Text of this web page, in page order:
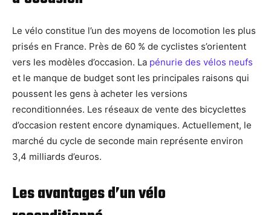
Le vélo constitue l’un des moyens de locomotion les plus
prisés en France. Près de 60 % de cyclistes s’orientent
vers les modèles d’occasion. La pénurie des vélos neufs
et le manque de budget sont les principales raisons qui
poussent les gens à acheter les versions
reconditionnées. Les réseaux de vente des bicyclettes
d’occasion restent encore dynamiques. Actuellement, le
marché du cycle de seconde main représente environ
3,4 milliards d’euros.
Les avantages d’un vélo